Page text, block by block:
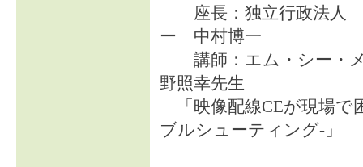
座長：独立行政法人
ー 中村博一
講師：エム・シー・
野照幸先生
「映像配線CEが現場で
ブルシューティング-」